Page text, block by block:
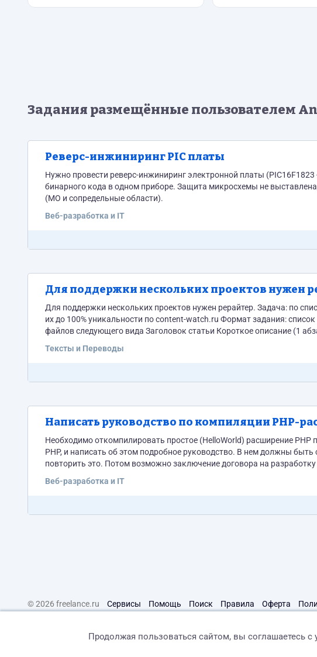
Задания размещённые пользователем
Реверс-инжиниринг PIC платы
Нужно провести реверс-инжиниринг электронной платы
бинарного кода в одном приборе. Защита микросхемы не
(МО и сопредельные области).
Веб-разработка и IT
Для поддержки нескольких проектов нужен
Для поддержки нескольких проектов нужен рерайтер. Задача: по списку ключевых слов находить в интернете статьи и рерайтить
их до 100% уникальности по content-watch.ru Формат задания: список из N ключевых слов Формат выполненного задания: N txt
файлов следующего вида Заголовок статьи Короткое описание (1
Тексты и Переводы
Написать руководство по компиляции PHP-
Необходимо откомпилировать простое (HelloWorld) расширение
PHP, и написать об этом подробное руководство. В нем должны
повторить это. Потом возможно заключение договора на
Веб-разработка и IT
© 2026 freelance.ru Сервисы Помощь Поиск Правила Оферта
Продолжая пользоваться сайтом, вы соглашаетесь с